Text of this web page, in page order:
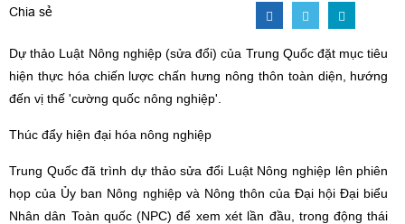
Chia sẻ
Dự thảo Luật Nông nghiệp (sửa đổi) của Trung Quốc đặt mục tiêu
hiện thực hóa chiến lược chấn hưng nông thôn toàn diện, hướng
đến vị thế 'cường quốc nông nghiệp'.
Thúc đẩy hiện đại hóa nông nghiệp
Trung Quốc đã trình dự thảo sửa đổi Luật Nông nghiệp lên phiên
họp của Ủy ban Nông nghiệp và Nông thôn của Đại hội Đại biểu
Nhân dân Toàn quốc (NPC) để xem xét lần đầu, trong động thái